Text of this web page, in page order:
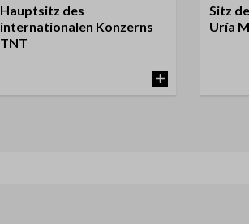
Hauptsitz des
internationalen Konzerns
TNT
Sitz
Uría